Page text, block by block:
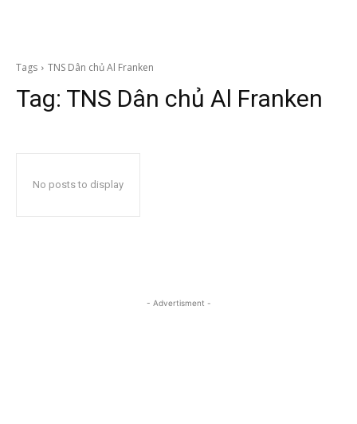
Tags TNS Dân chủ Al Franken
Tag: TNS Dân chủ Al Franken
No posts to display
- Advertisment -